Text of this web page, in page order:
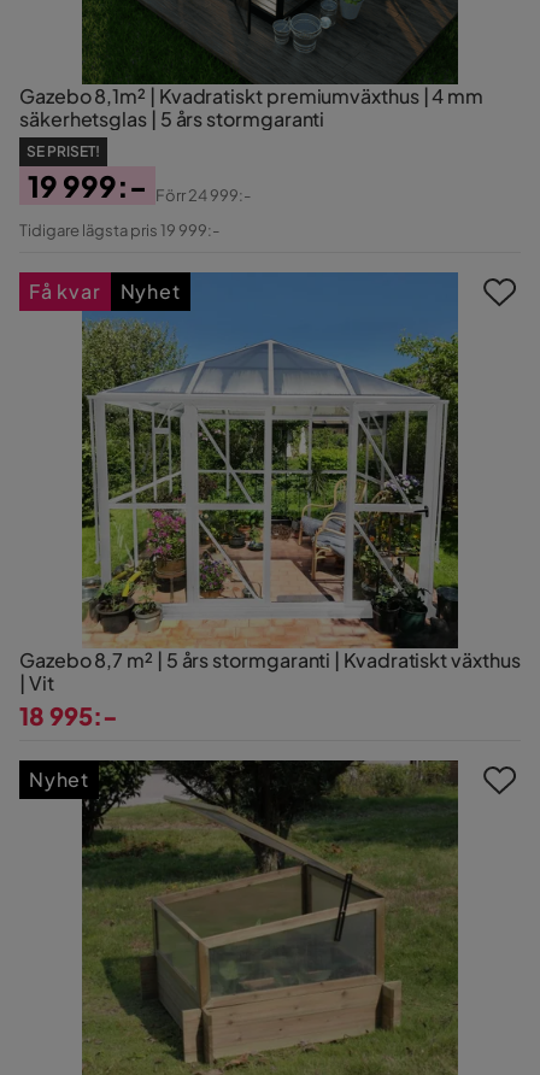
Gazebo 8,1m² | Kvadratiskt premiumväxthus | 4 mm
säkerhetsglas | 5 års stormgaranti
SE PRISET!
Pris
19 999:-
Original
Förr24 999:-
Tidigare lägsta pris 19 999:-
Gazebo 8,7 m² | 5 års stormgaranti | Kvadratiskt växthus
| Vit
18 995:-
Få kvar Nyhet
Nyhet